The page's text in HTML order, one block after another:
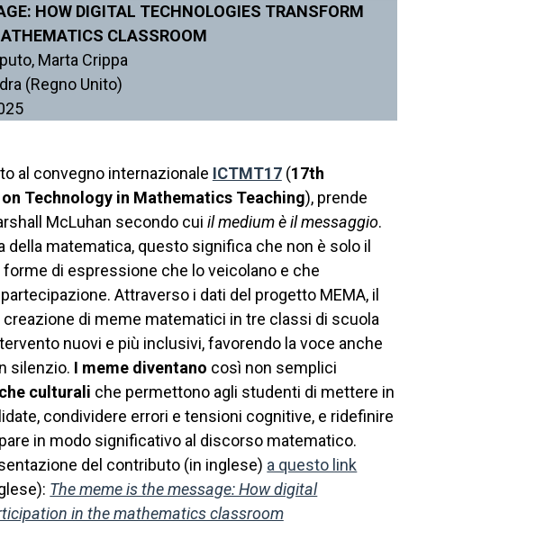
HOW DIGITAL TECHNOLOGIES TRANSFORM
CLASSROOM
Marta Crippa
(Regno Unito)
al convegno internazionale ICTMT17 (17th
Technology in Mathematics Teaching), prende
McLuhan secondo cui il medium è il messaggio.
matematica, questo significa che non è solo il
di espressione che lo veicolano e che
Attraverso i dati del progetto MEMA, il
di meme matematici in tre classi di scuola
nuovi e più inclusivi, favorendo la voce anche
silenzio. I meme diventano così non semplici
culturali che permettono agli studenti di mettere in
condividere errori e tensioni cognitive, e ridefinire
in modo significativo al discorso matematico.
del contributo (in inglese) a questo link
The meme is the message: How digital
in the mathematics classroom